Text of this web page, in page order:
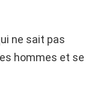
ne sait pas
hommes et se